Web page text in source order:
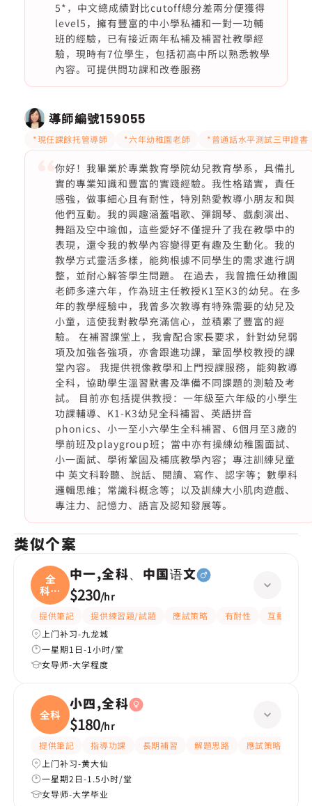
5*，中文總成績對比cutoff總分差兩分便獲得
level5，擁有豐富的中小學私補和一對一功輔
班的經驗，已有接近兩年私補及補習社教學經
驗，現時有7位學生，包括初高中所以熟悉教學
內容。可提供問功課和改卷服務
導師編號159055
*現仼課餘托管導師 *六年幼稚園老師 *普通話水平測試三甲證書
你好！我畢業於專業教育學院幼兒教育學系，具備扎
實的專業知識和豐富的實踐經驗。我性格踏實，責任
感強，做事細心且有耐性，特別熱愛教導小朋友和與
他們互動。我的興趣涵蓋唱歌、彈鋼琴、戲劇演出、
舞蹈及空中瑜伽，這些愛好不僅提升了我在教學中的
表現，還令我的教學內容變得更有趣及生動化。我的
教學方式靈活多樣，能夠根據不同學生的需求進行調
整，並耐心解答學生問題。 在過去，我曾擔任幼稚園
老師多達六年，作為班主任教授K1至K3的幼兒。在多
年的教學經驗中，我曾多次教導有特殊需要的幼兒及
小童，這使我對教學充滿信心，並積累了豐富的經
驗。 在補習課堂上，我會配合家長要求，針對幼兒弱
項及加強各強項，亦會跟進功課，鞏固學校教授的課
堂內容。 我提供視像教學和上門授課服務，能夠教導
全科，協助學生溫習默書及準備不同課題的測驗及考
試。 目前亦包括提供教授：一年級至六年級的小學生
功課輔導、K1-K3幼兒全科補習、英語拼音
phonics、小一至小六學生全科補習、6個月至3歲的
學前班及playgroup班；當中亦有操練幼稚園面試、
小一面試、學術鞏固及補底教學內容；專注訓練兒童
中 英文科聆聽、說話、閱讀、寫作、認字等；數學科
邏輯思維；常識科概念等；以及訓練大小肌肉遊戲、
專注力、記憶力、語言及認知發展等。
类似个案
全
科、
中国
中一,全科、中国语文
$230/hr
提供筆記 提供練習題/試題 應試策略 有耐性
互動教學
上门补习-九龙城
一星期1日-1小时/堂
女导师-大学程度
全科
小四,全科
$180/hr
提供筆記 指導功課 長期補習 解題思路 應試策略
上门补习-黄大仙
一星期2日-1.5小时/堂
女导师-大学毕业